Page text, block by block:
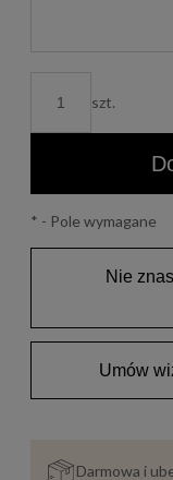
szt.
* - Pole wymagane
Nie
Umów
Darmowa i